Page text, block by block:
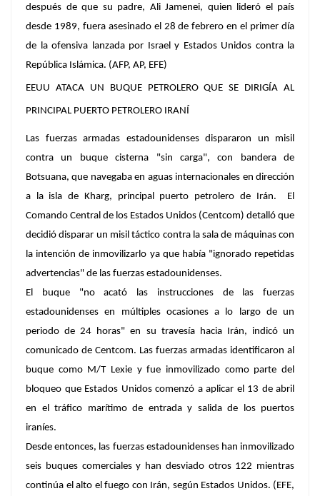
después de que su padre, Ali Jamenei, quien lideró el país
desde 1989, fuera asesinado el 28 de febrero en el primer día
de la ofensiva lanzada por Israel y Estados Unidos contra la
República Islámica. (AFP, AP, EFE)
EEUU ATACA UN BUQUE PETROLERO QUE SE DIRIGÍA AL
PRINCIPAL PUERTO PETROLERO IRANÍ
Las fuerzas armadas estadounidenses dispararon un misil
contra un buque cisterna "sin carga", con bandera de
Botsuana, que navegaba en aguas internacionales en dirección
a la isla de Kharg, principal puerto petrolero de Irán. El
Comando Central de los Estados Unidos (Centcom) detalló que
decidió disparar un misil táctico contra la sala de máquinas con
la intención de inmovilizarlo ya que había "ignorado repetidas
advertencias" de las fuerzas estadounidenses.
El buque "no acató las instrucciones de las fuerzas
estadounidenses en múltiples ocasiones a lo largo de un
periodo de 24 horas" en su travesía hacia Irán, indicó un
comunicado de Centcom. Las fuerzas armadas identificaron al
buque como M/T Lexie y fue inmovilizado como parte del
bloqueo que Estados Unidos comenzó a aplicar el 13 de abril
en el tráfico marítimo de entrada y salida de los puertos
iraníes.
Desde entonces, las fuerzas estadounidenses han inmovilizado
seis buques comerciales y han desviado otros 122 mientras
continúa el alto el fuego con Irán, según Estados Unidos. (EFE,